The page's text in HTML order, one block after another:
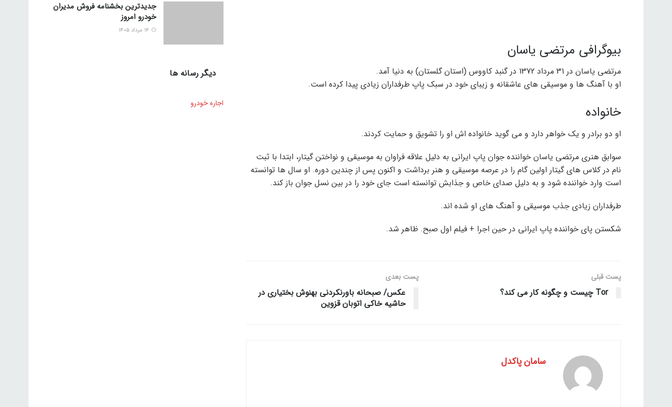
بیوگرافی مرتضی یاسان
مرتضی یاسان در 31 مرداد 1372 در گنبد کاووس (استان گلستان) به دنیا آمد.
او با آهنگ ها و موسیقی های عاشقانه و زیبای خود در سبک پاپ طرفداران زیادی پیدا کرده است.
خانواده
او دو برادر و یک خواهر دارد و می گوید خانواده اش او را تشویق و حمایت کردند.
سوابق هنری مرتضی یاسان خواننده جوان پاپ ایرانی به دلیل علاقه فراوان به موسیقی و نواختن گیتار، ابتدا با ثبت
نام در کلاس های گیتار اولین گام را در عرصه موسیقی و هنر برداشت و اکنون پس از چندین دوره. او سال ها توانسته
است وارد خواننده شود و به دلیل صدای خاص و جذابش توانسته است جای خود را در بین نسل جوان باز کند.
طرفداران زیادی جذب موسیقی و آهنگ های او شده اند.
شکستن پای خواننده پاپ ایرانی در حین اجرا + فیلم اول صبح. ظاهر شد.
پست قبلی
Tor چیست و چگونه کار می کند؟
پست‌ بعدی
عکس/ صبحانه باورنکردنی بهنوش بختیاری در
حاشیه خاکی اتوبان قزوین
سامان پاکدل
جدیدترین بخشنامه فروش مدیران
خودرو امروز
دیگر رسانه ها
اجاره خودرو